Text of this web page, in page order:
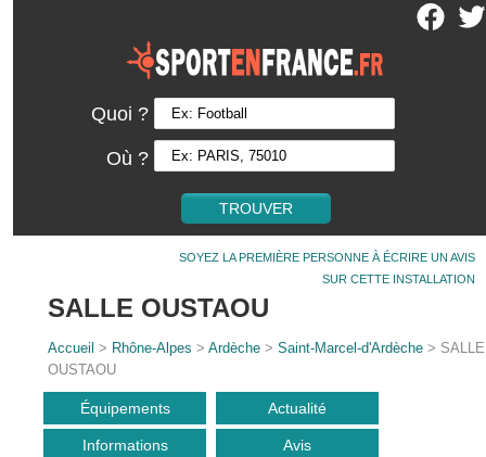
Quoi ?
Où ?
SOYEZ LA PREMIÈRE PERSONNE À ÉCRIRE UN AVIS
SUR CETTE INSTALLATION
SALLE OUSTAOU
Accueil > Rhône-Alpes >Ardèche >Saint-Marcel-d'Ardèche > SALLE
OUSTAOU
Équipements Actualité
Informations Avis